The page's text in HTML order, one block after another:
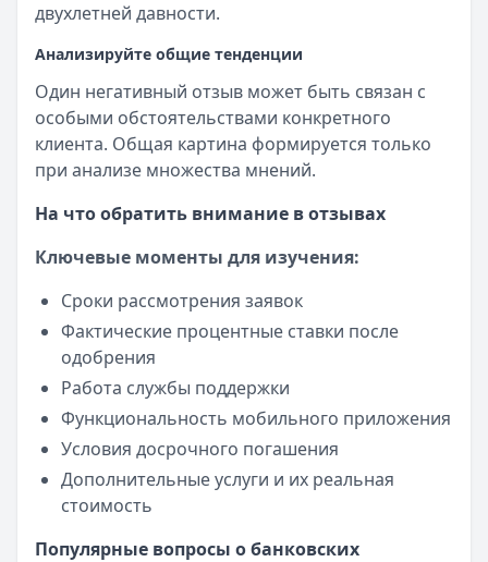
двухлетней давности.
Анализируйте общие тенденции
Один негативный отзыв может быть связан с
особыми обстоятельствами конкретного
клиента. Общая картина формируется только
при анализе множества мнений.
На что обратить внимание в отзывах
Ключевые моменты для изучения:
Сроки рассмотрения заявок
Фактические процентные ставки после
одобрения
Работа службы поддержки
Функциональность мобильного приложения
Условия досрочного погашения
Дополнительные услуги и их реальная
стоимость
Популярные вопросы о банковских